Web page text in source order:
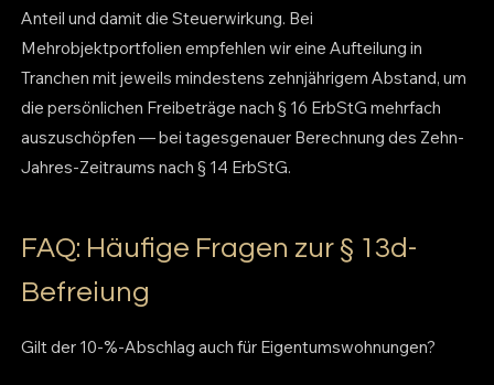
Anteil und damit die Steuerwirkung. Bei
Mehrobjektportfolien empfehlen wir eine Aufteilung in
Tranchen mit jeweils mindestens zehnjährigem Abstand, um
die persönlichen Freibeträge nach § 16 ErbStG mehrfach
auszuschöpfen — bei tagesgenauer Berechnung des Zehn-
Jahres-Zeitraums nach § 14 ErbStG.
FAQ: Häufige Fragen zur § 13d-
Befreiung
Gilt der 10-%-Abschlag auch für Eigentumswohnungen?